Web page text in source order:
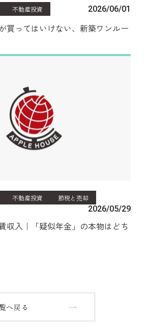
不動産投資 2026/06/01
買ってはいけない、新築ワンルー
不動産投資 節税と売却
2026/05/29
収入｜「疑似年金」の本物はどち
へ戻る